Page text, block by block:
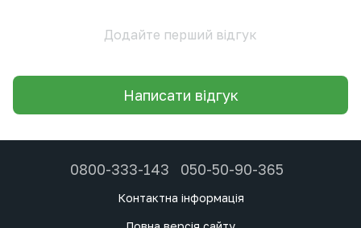
Додайте перший відгук
Написати відгук
0800-333-143 050-50-90-365
Контактна інформація